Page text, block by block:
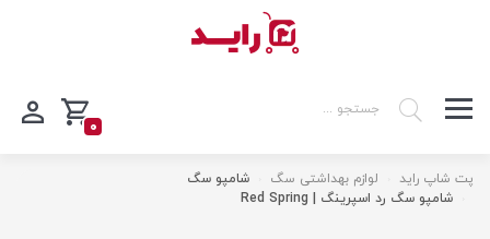
0
پت شاپ راید لوازم بهداشتی سگ
شامپو سگ
شامپو سگ رد اسپرینگ | Red Spring